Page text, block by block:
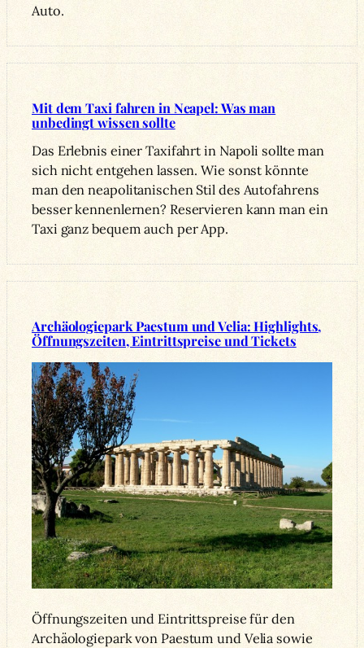
Auto.
Mit dem Taxi fahren in Neapel: Was man
unbedingt wissen sollte
Das Erlebnis einer Taxifahrt in Napoli sollte man
sich nicht entgehen lassen. Wie sonst könnte
man den neapolitanischen Stil des Autofahrens
besser kennenlernen? Reservieren kann man ein
Taxi ganz bequem auch per App.
Archäologiepark Paestum und Velia: Highlights,
Öffnungszeiten, Eintrittspreise und Tickets
Öffnungszeiten und Eintrittspreise für den
Archäologiepark von Paestum und Velia sowie